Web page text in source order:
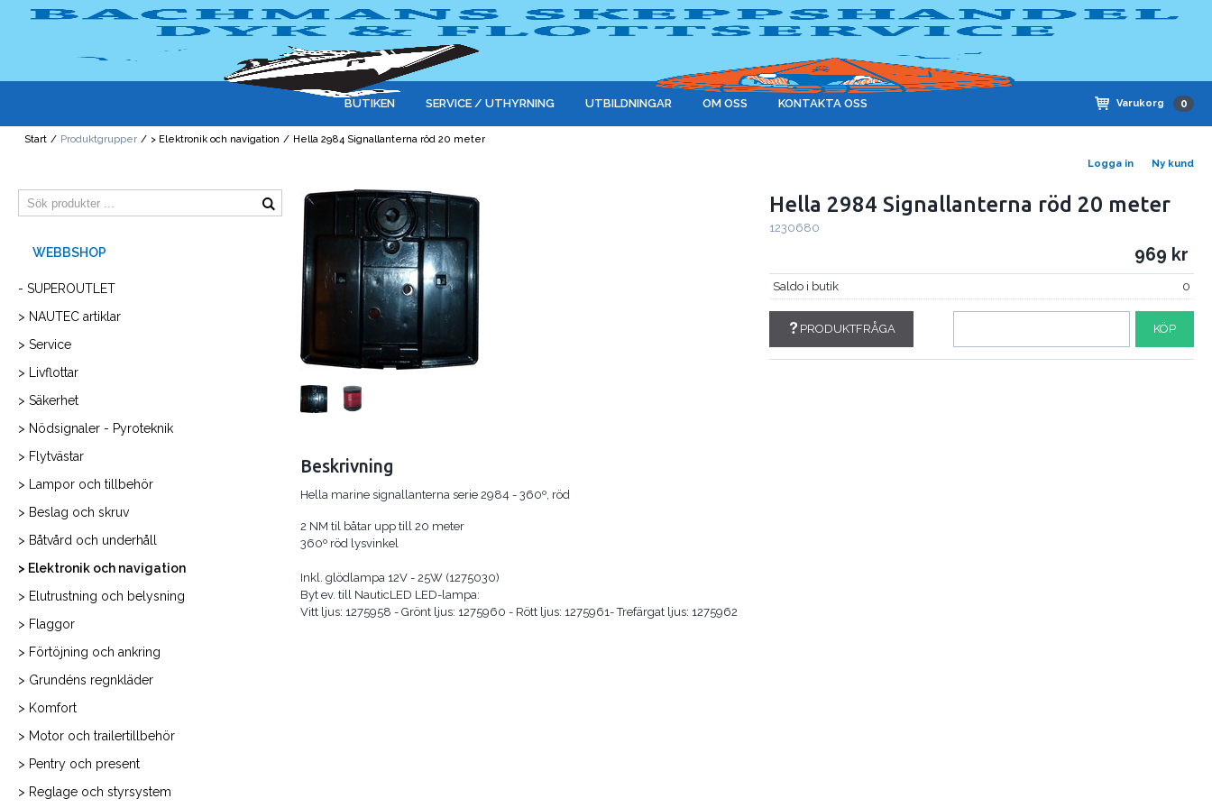
Logga in Ny kund
Varukorg 0
BUTIKEN SERVICE / UTHYRNING UTBILDNINGAR OM OSS KONTAKTA OSS
Start / Produktgrupper / > Elektronik och navigation / Hella 2984 Signallanterna röd 20 meter
- SUPEROUTLET
> NAUTEC artiklar
> Service
> Livflottar
> Säkerhet
> Nödsignaler - Pyroteknik
> Flytvästar
> Lampor och tillbehör
> Beslag och skruv
> Båtvård och underhåll
> Elektronik och navigation
> Elutrustning och belysning
> Flaggor
> Förtöjning och ankring
> Grundéns regnkläder
> Komfort
> Motor och trailertillbehör
> Pentry och present
> Reglage och styrsystem
Hella 2984 Signallanterna röd 20 meter
1230680
969
Saldo i butik 0
PRODUKTFRÅGA KÖP
Beskrivning
Hella marine signallanterna serie 2984 - 360º, röd
2 NM til båtar upp till 20 meter
360º röd lysvinkel
Inkl. glödlampa 12V - 25W (1275030)
Byt ev. till NauticLED LED-lampa:
Vitt ljus: 1275958 - Grönt ljus: 1275960 - Rött ljus: 1275961- Trefärgat ljus: 1275962